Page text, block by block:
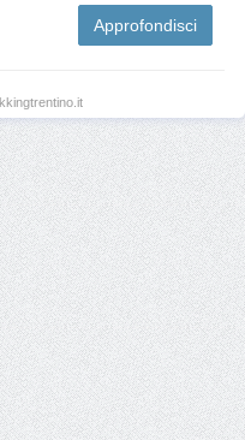
Approfondisci